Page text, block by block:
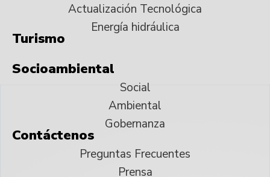
Actualización Tecnológica
Energía hidráulica
Turismo
Socioambiental
Social
Ambiental
Gobernanza
Contáctenos
Preguntas Frecuentes
Prensa